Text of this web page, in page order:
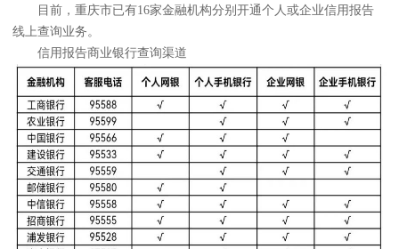
目前，重庆市已有16家金融机构分别开通个人或企业信用报告
线上查询业务。
信用报告商业银行查询渠道